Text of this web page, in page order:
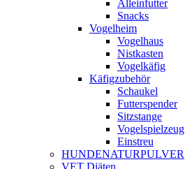
Alleinfutter
Snacks
Vogelheim
Vogelhaus
Nistkasten
Vogelkäfig
Käfigzubehör
Schaukel
Futterspender
Sitzstange
Vogelspielzeug
Einstreu
HUNDENATURPULVER
VET Diäten